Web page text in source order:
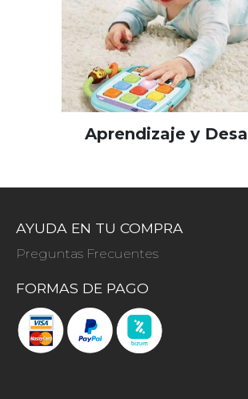
Aprendizaje y
AYUDA EN TU COMPRA
Preguntas Frecuentes
FORMAS DE PAGO